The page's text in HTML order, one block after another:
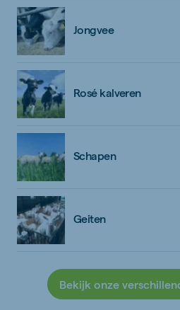
Jongvee
Rosé kalveren
Schapen
Geiten
Bekijk onze